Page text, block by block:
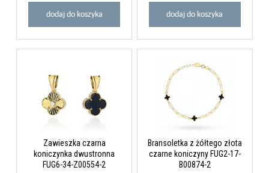
dodaj do koszyka dodaj do koszyka
Zawieszka czarna
koniczynka dwustronna
FUG6-34-Z00554-2
Bransoletka z żółtego złota
czarne koniczyny FUG2-17-
B00874-2